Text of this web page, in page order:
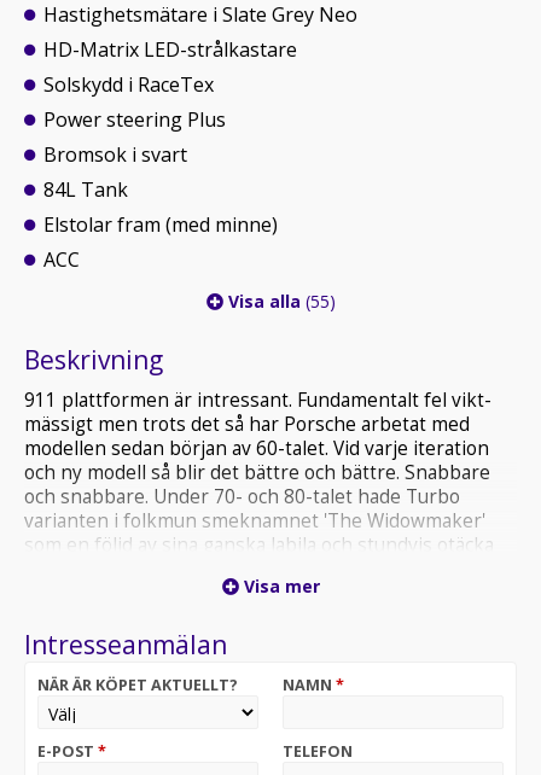
Hastighetsmätare i Slate Grey Neo
HD-Matrix LED-strålkastare
Solskydd i RaceTex
Power steering Plus
Bromsok i svart
84L Tank
Elstolar fram (med minne)
ACC
Visa alla (55)
Beskrivning
911 plattformen är intressant. Fundamentalt fel vikt-
mässigt men trots det så har Porsche arbetat med
modellen sedan början av 60-talet. Vid varje iteration
och ny modell så blir det bättre och bättre. Snabbare
och snabbare. Under 70- och 80-talet hade Turbo
varianten i folkmun smeknamnet 'The Widowmaker'
som en följd av sina ganska labila och stundvis otäcka
va bak och de ska bara funka. Under sent 80-tal så
hjälpa föraren med bilens väghållning. Och Porsche
mest uppskattade och kanske också världens bästa
sportbil. Så va gör man då när du ska göra bäst.... ännu
Visa mer
Intresseanmälan
NÄR ÄR KÖPET AKTUELLT? NAMN *
E-POST * TELEFON